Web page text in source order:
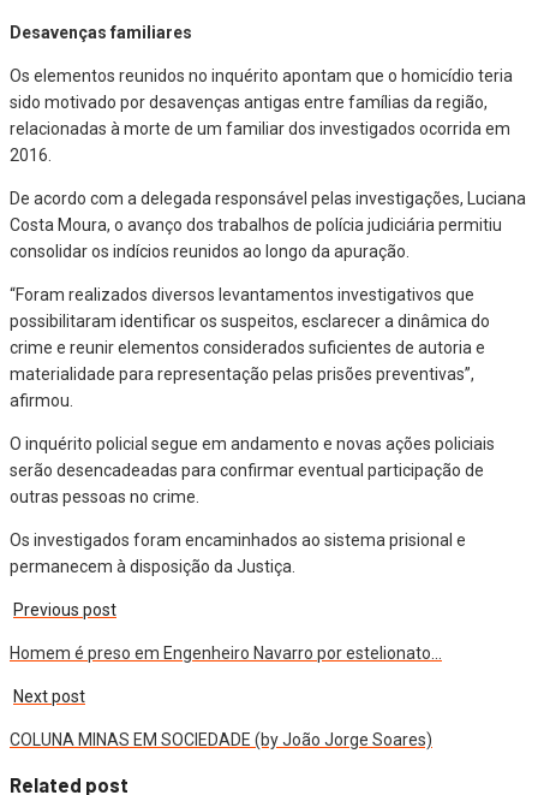
Desavenças familiares
Os elementos reunidos no inquérito apontam que o homicídio teria
sido motivado por desavenças antigas entre famílias da região,
relacionadas à morte de um familiar dos investigados ocorrida em
2016.
De acordo com a delegada responsável pelas investigações, Luciana
Costa Moura, o avanço dos trabalhos de polícia judiciária permitiu
consolidar os indícios reunidos ao longo da apuração.
“Foram realizados diversos levantamentos investigativos que
possibilitaram identificar os suspeitos, esclarecer a dinâmica do
crime e reunir elementos considerados suficientes de autoria e
materialidade para representação pelas prisões preventivas”,
afirmou.
O inquérito policial segue em andamento e novas ações policiais
serão desencadeadas para confirmar eventual participação de
outras pessoas no crime.
Os investigados foram encaminhados ao sistema prisional e
permanecem à disposição da Justiça.
Previous post
Homem é preso em Engenheiro Navarro por estelionato…
Next post
COLUNA MINAS EM SOCIEDADE (by João Jorge Soares)
Related post